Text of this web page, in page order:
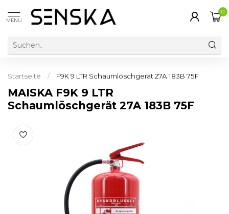
MENU
0
Startseite / F9K 9 LTR Schaumlöschgerät 27A 183B 75F
MAISKA F9K 9 LTR
Schaumlöschgerät 27A 183B 75F